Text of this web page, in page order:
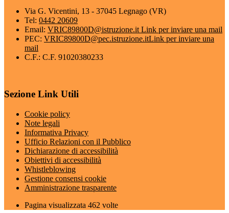
Via G. Vicentini, 13 - 37045 Legnago (VR)
Tel: 0442 20609
Email: VRIC89800D@istruzione.it Link per inviare una mail
PEC: VRIC89800D@pec.istruzione.itLink per inviare una
mail
C.F.: C.F. 91020380233
Sezione Link Utili
Cookie policy
Note legali
Informativa Privacy
Ufficio Relazioni con il Pubblico
Dichiarazione di accessibilità
Obiettivi di accessibilità
Whistleblowing
Gestione consensi cookie
Amministrazione trasparente
Pagina visualizzata 462 volte